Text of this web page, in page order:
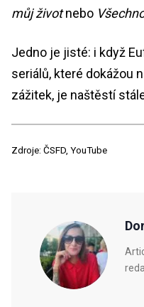
můj životnebo
Jedno je jisté: i když
seriálů, které dokážou
zážitek, je naštěstí
Zdroje: ČSFD, YouTube